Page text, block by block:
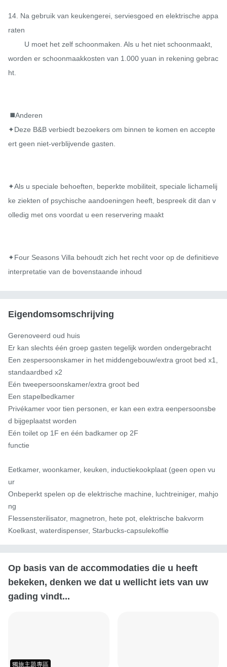
14. Na gebruik van keukengerei, serviesgoed en elektrische appa
raten
worden er schoonmaakkosten van 1.000 yuan in rekening gebrac
ht.
✦Deze B&B verbiedt bezoekers om binnen te komen en accepte
ert geen niet-verblijvende gasten.
✦Als u speciale behoeften, beperkte mobiliteit, speciale lichamelij
ke ziekten of psychische aandoeningen heeft, bespreek dit dan v
olledig met ons voordat u een reservering maakt
✦Four Seasons Villa behoudt zich het recht voor op de definitieve
interpretatie van de bovenstaande inhoud
Eigendomsomschrijving
Gerenoveerd oud huis
Er kan slechts één groep gasten tegelijk worden ondergebracht
Een zespersoonskamer in het middengebouw/extra groot bed x1,
standaardbed x2
Eén tweepersoonskamer/extra groot bed
Een stapelbedkamer
Privékamer voor tien personen, er kan een extra eenpersoonsbe
d bijgeplaatst worden
Eén toilet op 1F en één badkamer op 2F
functie
Eetkamer, woonkamer, keuken, inductiekookplaat (geen open vu
ur
Onbeperkt spelen op de elektrische machine, luchtreiniger, mahjo
ng
Flessensterilisator, magnetron, hete pot, elektrische bakvorm
Koelkast, waterdispenser, Starbucks-capsulekoffie
Op basis van de accommodaties die u heeft
bekeken, denken we dat u wellicht iets van uw
gading vindt...
獨旅主題專區